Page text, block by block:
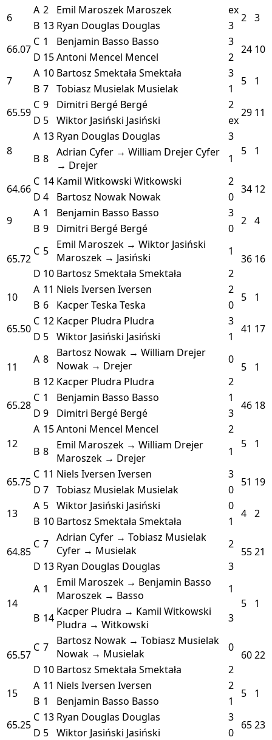
6
A 2 Emil Maroszek Maroszek ex
2 3
B 13 Ryan Douglas Douglas
3
66.07
C 1 Benjamin Basso Basso 3
24 10
D 15Antoni Mencel Mencel
2
7
A 10 Bartosz Smektała Smektała 3
5 1
B 7 Tobiasz Musielak Musielak
1
65.59
C 9 Dimitri Bergé Bergé 2
29 11
D 5 Wiktor Jasiński Jasiński ex
8
A 13 Ryan Douglas Douglas
3
5
1
B 8 Adrian Cyfer → William Drejer Cyfer
→ Drejer
1
64.66
C 14 Kamil Witkowski Witkowski 2
34 12
D 4 Bartosz Nowak Nowak
0
9
A 1 Benjamin Basso Basso 3
2 4
B 9 Dimitri Bergé Bergé 0
65.72
C 5
Emil Maroszek → Wiktor Jasiński
Maroszek → Jasiński
1
36 16
D 10 Bartosz Smektała Smektała
2
10
A 11 Niels Iversen Iversen 2
5 1
B 6 Kacper Teska Teska
0
65.50
C 12 Kacper Pludra Pludra 3
41 17
D 5 Wiktor Jasiński Jasiński 1
11
A 8
Bartosz Nowak → William Drejer
Nowak → Drejer
0
5
1
B 12 Kacper Pludra Pludra
2
65.28
C 1 Benjamin Basso Basso 1
46 18
D 9 Dimitri Bergé Bergé 3
12
A 15Antoni Mencel Mencel
2
5
1
B 8
Emil Maroszek → William Drejer
Maroszek → Drejer
1
65.75
C 11 Niels Iversen Iversen 3
51 19
D 7 Tobiasz Musielak Musielak
0
13
A 5 Wiktor Jasiński Jasiński 0
4 2
B 10 Bartosz Smektała Smektała 1
64.85
C 7 Adrian Cyfer → Tobiasz Musielak
Cyfer → Musielak
2
5521
D 13 Ryan Douglas Douglas 3
14
A 1
Emil Maroszek → Benjamin Basso
Maroszek → Basso
1
5
1
B 14 Kacper Pludra → Kamil Witkowski
Pludra → Witkowski
3
65.57
C 7
Bartosz Nowak → Tobiasz Musielak
Nowak → Musielak
0
6022
D 10 Bartosz Smektała Smektała
2
15
A 11 Niels Iversen Iversen 2
5 1
B 1 Benjamin Basso Basso
1
65.25
C 13 Ryan Douglas Douglas 3
6523
D 5 Wiktor Jasiński Jasiński
0